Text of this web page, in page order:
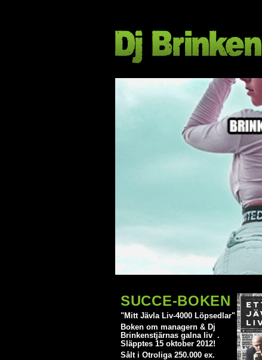
SUCCE-BOKEN
"Mitt Jävla Liv-4000 Löpsedlar"
Boken om managern & Dj
Brinkenstjärnas galna liv .
Släpptes 15 oktober 2012!
Sålt i Otroliga 250.000 ex.